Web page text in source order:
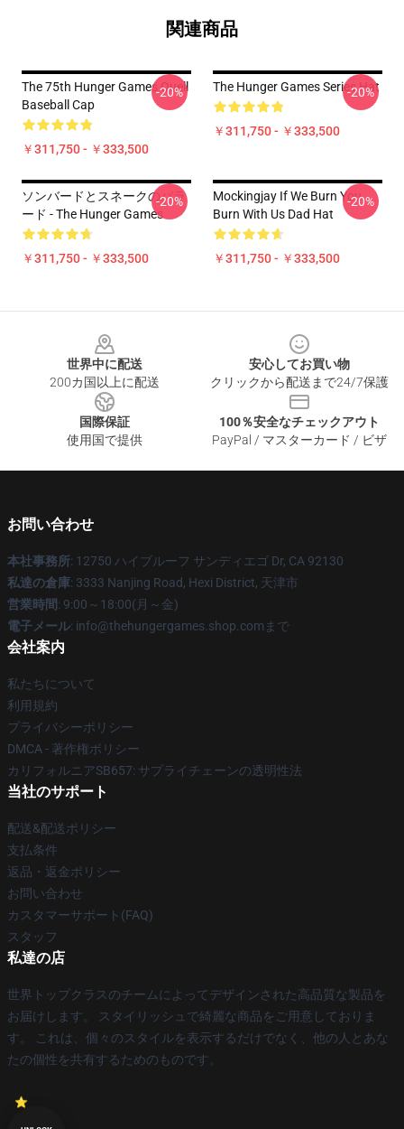
関連商品
The 75th Hunger Games Quell
Baseball Cap
￥311,750 - ￥333,500
-20% The Hunger Games Series Hat
￥311,750 - ￥333,500
-20%
ソンバードとスネークのバラ
ード - The Hunger Games
￥311,750 - ￥333,500
-20%
Mockingjay If We Burn You
Burn With Us Dad Hat
￥311,750 - ￥333,500
-20%
世界中に配送
200カ国以上に配送
安心してお買い物
クリックから配送まで24/7保護
国際保証
使用国で提供
100％安全なチェックアウト
PayPal / マスターカード / ビザ
お問い合わせ
本社事務所: 12750 ハイブルーフ サンディエゴ Dr, CA 92130
私達の倉庫: 3333 Nanjing Road, Hexi District, 天津市
営業時間: 9:00～18:00(月～金)
電子メール: info@thehungergames.shop.comまで
会社案内
私たちについて
利用規約
プライバシーポリシー
DMCA - 著作権ポリシー
カリフォルニアSB657: サプライチェーンの透明性法
当社のサポート
配送&配送ポリシー
支払条件
返品・返金ポリシー
お問い合わせ
カスタマーサポート(FAQ)
スタッフ
私達の店
世界トップクラスのチームによってデザインされた高品質な製品を
お届けします。 スタイリッシュで綺麗な商品をご用意しておりま
す。 これは、個々のスタイルを表示するだけでなく、他の人とあな
たの個性を共有するためのものです。